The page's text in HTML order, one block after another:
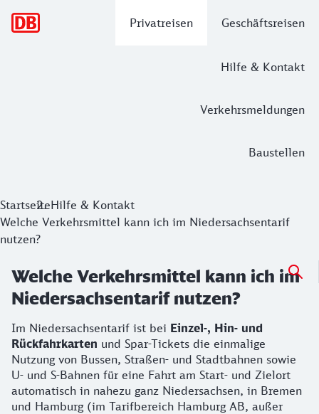
Privatreisen Geschäftsreisen
Hilfe & Kontakt
Verkehrsmeldungen
Baustellen
StartseiteHilfe & Kontakt
Welche Verkehrsmittel kann ich im Niedersachsentarif
nutzen?
Welche Verkehrsmittel kann ich im
Niedersachsentarif nutzen?
Im Niedersachsentarif ist bei Einzel-, Hin- und
Rückfahrkarten und Spar-Tickets die einmalige
Nutzung von Bussen, Straßen- und Stadtbahnen sowie
U- und S-Bahnen für eine Fahrt am Start- und Zielort
automatisch in nahezu ganz Niedersachsen, in Bremen
und Hamburg (im Tarifbereich Hamburg AB, außer